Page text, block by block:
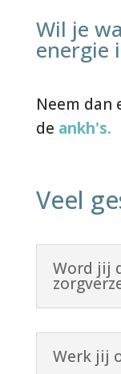
Wil je
energie
Neem dan
de ankh's.
Veel
Word jij
Werk jij